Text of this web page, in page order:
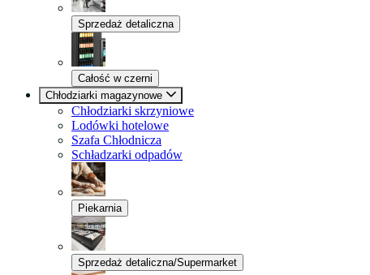
Sprzedaż detaliczna
Całość w czerni
Chłodziarki magazynowe
Chłodziarki skrzyniowe
Lodówki hotelowe
Szafa Chłodnicza
Schładzarki odpadów
Piekarnia
Sprzedaż detaliczna/Supermarket